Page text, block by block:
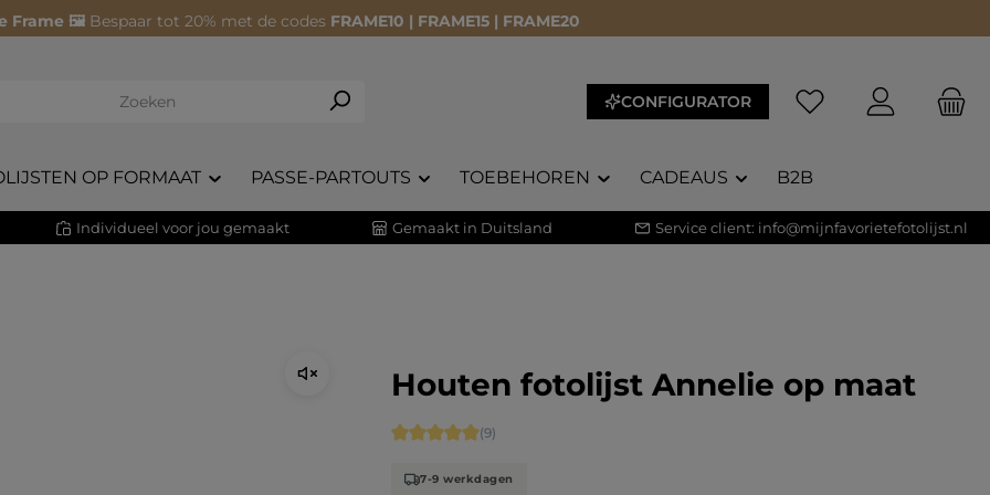
Frame 🖼️ Bespaar tot 20% met de codes FRAME10 | FRAME15 | FRAME20
CONFIGURATOR
OP FORMAAT PASSE-PARTOUTS TOEBEHOREN CADEAUS B2B
Individueel voor jou gemaakt Gemaakt in Duitsland Service client: info@mijnfavorietefotolijst.nl
Houten fotolijst Annelie op maat
Gemiddelde waardering van 5 van 5 sterren
(9)
7-9 werkdagen